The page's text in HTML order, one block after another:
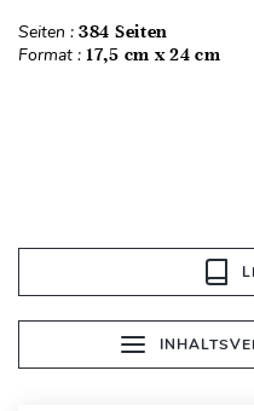
Seiten : 384 Seiten
Format : 17,5 cm x 24 cm